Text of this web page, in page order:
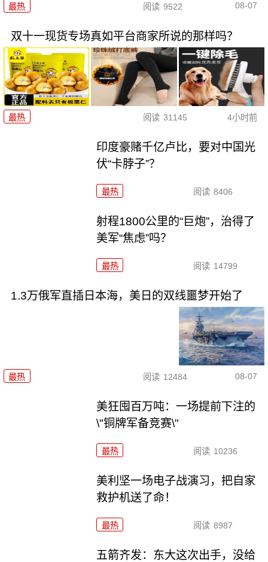
最热 阅读 9522 08-07
双十一现货专场真如平台商家所说的那样吗？
最热 阅读 31145 4小时前
印度豪赌千亿卢比，要对中国光
伏“卡脖子”？
最热 阅读 8406
射程1800公里的“巨炮”，治得了
美军“焦虑”吗？
最热 阅读 14799
1.3万俄军直插日本海，美日的双线噩梦开始了
最热 阅读 12484 08-07
美狂囤百万吨：一场提前下注的
\"铜牌军备竞赛\"
最热 阅读 10236
美利坚一场电子战演习，把自家
救护机送了命！
最热 阅读 8987
五箭齐发：东大这次出手，没给